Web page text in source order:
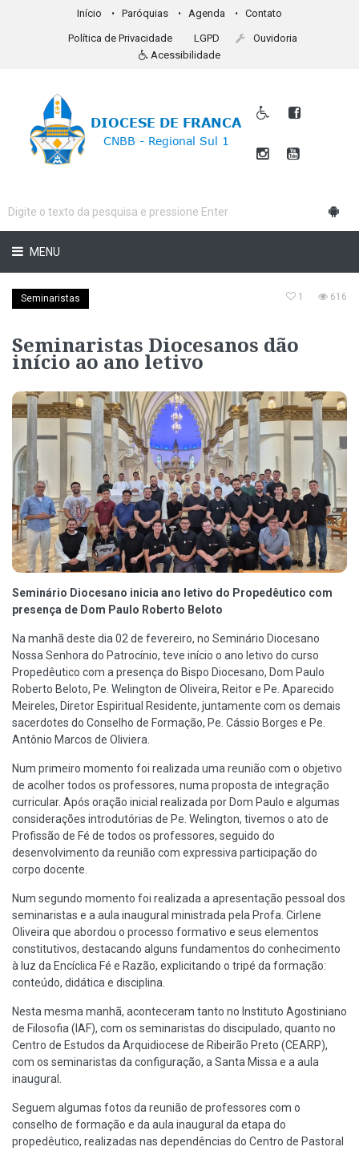
Início Paróquias Agenda Contato
Política de Privacidade LGPD
Ouvidoria
Acessibilidade
MENU
Seminaristas 1 616
Seminaristas Diocesanos dão
início ao ano letivo
Seminário Diocesano inicia ano letivo do Propedêutico com
presença de Dom Paulo Roberto Beloto
Na manhã deste dia 02 de fevereiro, no Seminário Diocesano
Nossa Senhora do Patrocínio, teve início o ano letivo do curso
Propedêutico com a presença do Bispo Diocesano, Dom Paulo
Roberto Beloto, Pe. Welington de Oliveira, Reitor e Pe. Aparecido
Meireles, Diretor Espiritual Residente, juntamente com os demais
sacerdotes do Conselho de Formação, Pe. Cássio Borges e Pe.
Antônio Marcos de Oliviera.
Num primeiro momento foi realizada uma reunião com o objetivo
de acolher todos os professores, numa proposta de integração
curricular. Após oração inicial realizada por Dom Paulo e algumas
considerações introdutórias de Pe. Welington, tivemos o ato de
Profissão de Fé de todos os professores, seguido do
desenvolvimento da reunião com expressiva participação do
corpo docente.
Num segundo momento foi realizada a apresentação pessoal dos
seminaristas e a aula inaugural ministrada pela Profa. Cirlene
Oliveira que abordou o processo formativo e seus elementos
constitutivos, destacando alguns fundamentos do conhecimento
à luz da Encíclica Fé e Razão, explicitando o tripé da formação:
conteúdo, didática e disciplina.
Nesta mesma manhã, aconteceram tanto no Instituto Agostiniano
de Filosofia (IAF), com os seminaristas do discipulado, quanto no
Centro de Estudos da Arquidiocese de Ribeirão Preto (CEARP),
com os seminaristas da configuração, a Santa Missa e a aula
inaugural.
Seguem algumas fotos da reunião de professores com o
conselho de formação e da aula inaugural da etapa do
propedêutico, realizadas nas dependências do Centro de Pastoral